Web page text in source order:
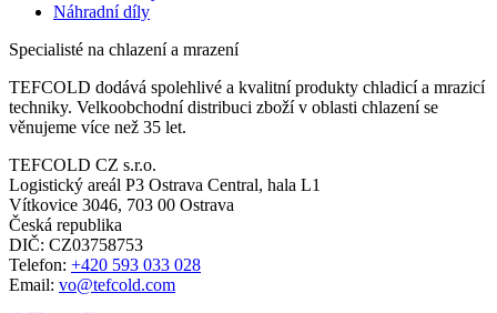
Náhradní díly
Specialisté na chlazení a mrazení
TEFCOLD dodává spolehlivé a kvalitní produkty chladicí a mrazicí
techniky. Velkoobchodní distribuci zboží v oblasti chlazení se
věnujeme více než 35 let.
TEFCOLD CZ s.r.o.
Logistický areál P3 Ostrava Central, hala L1
Vítkovice 3046, 703 00 Ostrava
Česká republika
DIČ: CZ03758753​​​​​​
Telefon: +420 593 033 028
Email: vo@tefcold.com